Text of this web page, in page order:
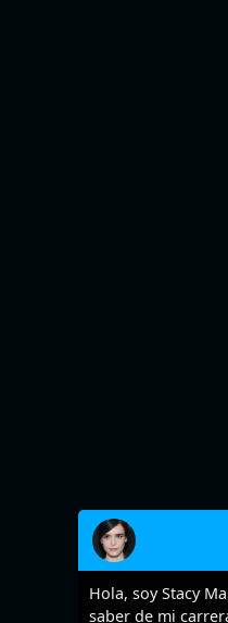
Hola, soy Stacy
saber de mi